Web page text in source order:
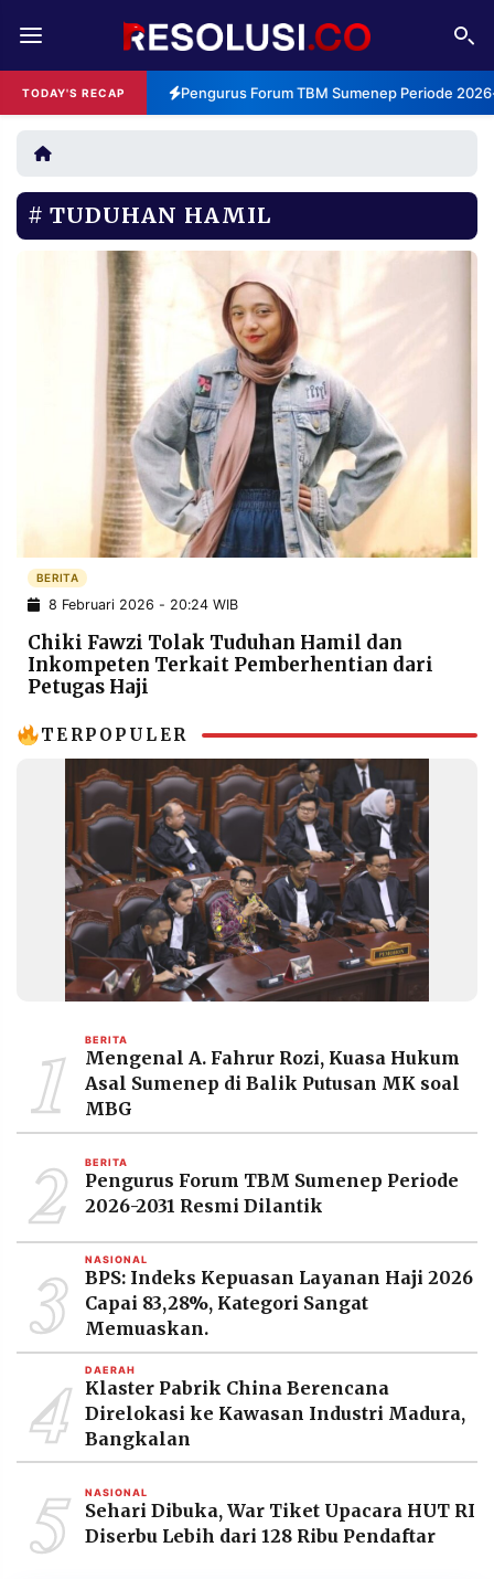
TODAY'S RECAP Pengurus Forum TBM Sumenep Periode
REDAKSI TENTANG
RESOLUSI IKLAN
RUBRIKASI
EDITORIAL AKSARA
PERSONA
SPORT
BERITA
WARGA
INFORMASI
IKLAN
KIRIM
PENGADUAN TERM
OF
SERVICE
IKUTI
RESOLUSI
MEDIA
©
Resolusi.co
-
PT.
RESOLUSI
MEDIA
PRAMUDITA
TUDUHAN HAMIL
BERITA
8 Februari 2026 - 20:24 WIB
Chiki Fawzi Tolak Tuduhan Hamil dan
Inkompeten Terkait Pemberhentian dari
Petugas Haji
TERPOPULER
1 BERITA
Mengenal A. Fahrur Rozi, Kuasa Hukum
Asal Sumenep di Balik Putusan MK soal
MBG
2 BERITA
Pengurus Forum TBM Sumenep Periode
2026-2031 Resmi Dilantik
3 NASIONAL
BPS: Indeks Kepuasan Layanan Haji 2026
Capai 83,28%, Kategori Sangat
Memuaskan.
4 DAERAH
Klaster Pabrik China Berencana
Direlokasi ke Kawasan Industri Madura,
Bangkalan
5 NASIONAL
Sehari Dibuka, War Tiket Upacara HUT RI
Diserbu Lebih dari 128 Ribu Pendaftar